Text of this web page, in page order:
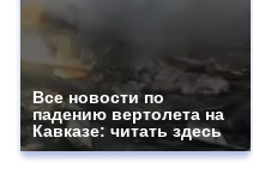
Все новости по
падению вертолета на
Кавказе: читать здесь